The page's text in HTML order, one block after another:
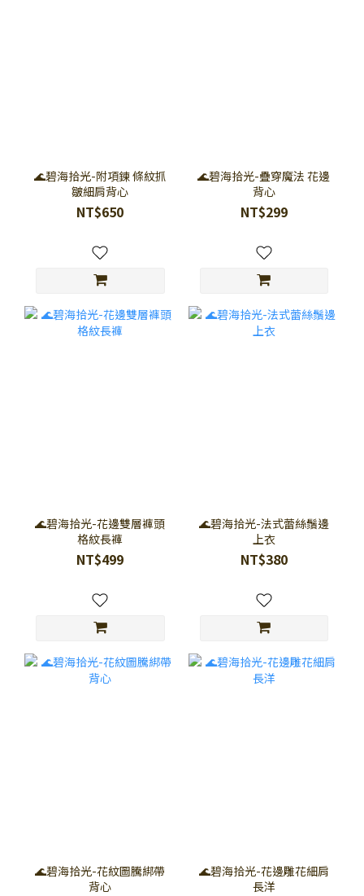
🌊碧海拾光-附項鍊 條紋抓
皺細肩背心
NT$650
🌊碧海拾光-疊穿魔法 花邊
背心
NT$299
🌊碧海拾光-花邊雙層褲頭
格紋長褲
NT$499
🌊碧海拾光-法式蕾絲鬚邊
上衣
NT$380
🌊碧海拾光-花紋圖騰綁帶
背心
🌊碧海拾光-花邊雕花細肩
長洋